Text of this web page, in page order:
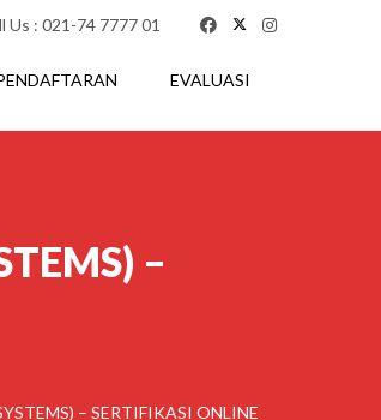
Us : 021-74 7777 01
EVALUASI
–
– SERTIFIKASI ONLINE